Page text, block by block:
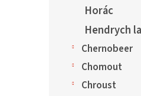
Horác
Hendrych
Chernobeer
Chomout
Chroust